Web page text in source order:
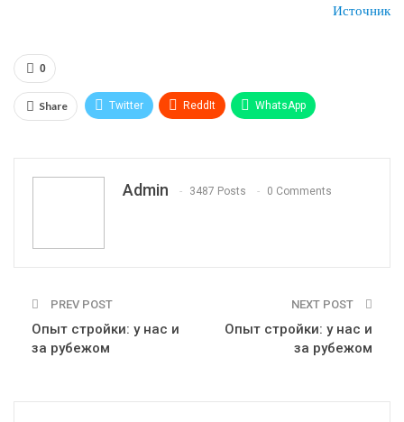
Источник
0
Share Twitter ReddIt WhatsApp
Admin 3487 Posts 0 Comments
PREV POST
Опыт стройки: у нас и
за рубежом
NEXT POST
Опыт стройки: у нас и
за рубежом